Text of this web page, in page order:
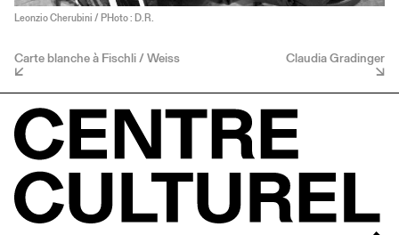
Leonzio Cherubini / PHoto : D.R.
Carte blanche à Fischli / Weiss Claudia Gradinger